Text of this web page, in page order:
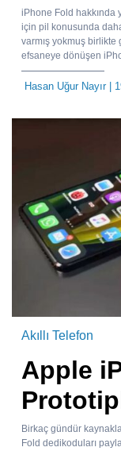
iPhone Fold hakkında
için pil konusunda
varmış yokmuş
efsaneye dönüşen
Hasan Uğur Nayır|
Akıllı Telefon
Apple
Birkaç gündür
Fold dedikoduları